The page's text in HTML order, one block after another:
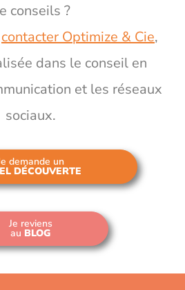
conseils ?
contacter Optimize & Cie,
dans le conseil en
et les réseaux
sociaux.
demande un
DÉCOUVERTE
Je reviens
au BLOG